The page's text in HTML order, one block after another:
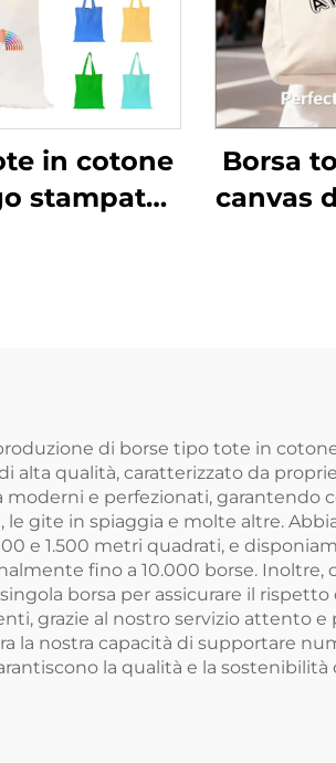
in cotone
stampato
a lettere
Borsa
canvas
di borse tipo tote in
alta qualità, caratterizzato da
e perfezionati, garantendo
gite in spiaggia e molte altre.
e 1.500 metri quadrati, e
fino a 10.000 borse.
borsa per assicurare il
grazie al nostro servizio attento
la nostra capacità di supportare
la qualità e la